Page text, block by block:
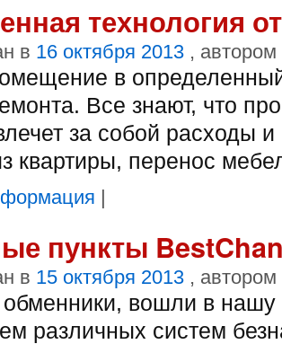
технология
в 16 октября 2013 , автором
в
Все знают, что
за собой расходы и
квартиры, перенос
|
пункты
в 15 октября 2013 , автором
обменники, вошли в нашу
различных систем